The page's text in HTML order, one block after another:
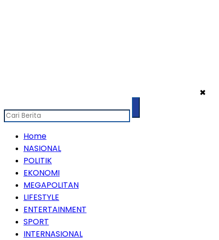
✖
Home
NASIONAL
POLITIK
EKONOMI
MEGAPOLITAN
LIFESTYLE
ENTERTAINMENT
SPORT
INTERNASIONAL